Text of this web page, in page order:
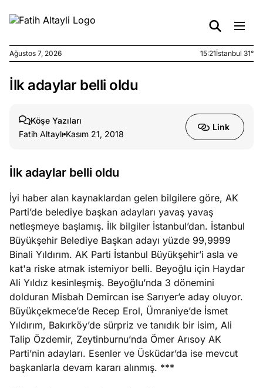
Ağustos
kirli
6, 2026
yasalar
Ağustos
5, 2026
stok
caiz
Köşe
Yazıları
Spor
Yazıları
Yazıları
Ağustos 7, 2026 15:21İstanbul 31°
İlk adaylar belli oldu
Köşe Yazıları
Fatih Altaylı Kasım 21, 2018
Link
İlk adaylar belli oldu
İyi haber alan kaynaklardan gelen bilgilere göre, AK
Parti’de belediye başkan adayları yavaş yavaş
netleşmeye başlamış. İlk bilgiler İstanbul’dan. İstanbul
Büyükşehir Belediye Başkan adayı yüzde 99,9999
Binali Yıldırım. AK Parti İstanbul Büyükşehir’i asla ve
kat'a riske atmak istemiyor belli. Beyoğlu için Haydar
Ali Yıldız kesinleşmiş. Beyoğlu’nda 3 dönemini
dolduran Misbah Demircan ise Sarıyer’e aday oluyor.
Büyükçekmece’de Recep Erol, Ümraniye’de İsmet
Yıldırım, Bakırköy’de sürpriz ve tanıdık bir isim, Ali
Talip Özdemir, Zeytinburnu’nda Ömer Arısoy AK
Parti’nin adayları. Esenler ve Üsküdar’da ise mevcut
başkanlarla devam kararı alınmış. ***